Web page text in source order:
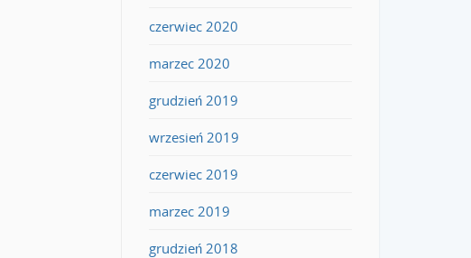
czerwiec 2020
marzec 2020
grudzień 2019
wrzesień 2019
czerwiec 2019
marzec 2019
grudzień 2018